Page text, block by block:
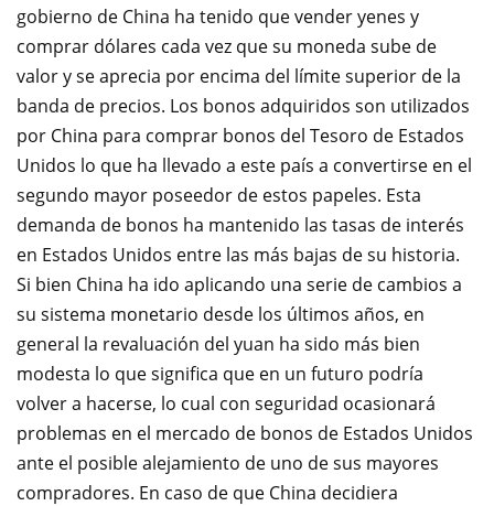
gobierno de China ha tenido que vender yenes y
comprar dólares cada vez que su moneda sube de
valor y se aprecia por encima del límite superior de la
banda de precios. Los bonos adquiridos son utilizados
por China para comprar bonos del Tesoro de Estados
Unidos lo que ha llevado a este país a convertirse en el
segundo mayor poseedor de estos papeles. Esta
demanda de bonos ha mantenido las tasas de interés
en Estados Unidos entre las más bajas de su historia.
Si bien China ha ido aplicando una serie de cambios a
su sistema monetario desde los últimos años, en
general la revaluación del yuan ha sido más bien
modesta lo que significa que en un futuro podría
volver a hacerse, lo cual con seguridad ocasionará
problemas en el mercado de bonos de Estados Unidos
ante el posible alejamiento de uno de sus mayores
compradores. En caso de que China decidiera